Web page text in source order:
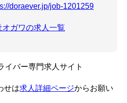
doraever.jp/job-1201259
オガワの求人一覧
イバー専門求人サイト
せは求人詳細ページからお願い